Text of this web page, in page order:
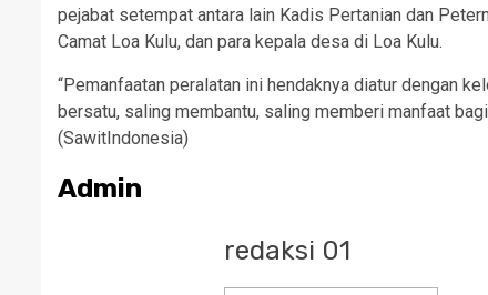
pejabat setempat antara lain Kadis Pertanian dan
Camat Loa Kulu, dan para kepala desa di Loa Kulu.
“Pemanfaatan peralatan ini hendaknya diatur dengan
bersatu, saling membantu, saling memberi manfaat
(SawitIndonesia)
Admin
redaksi 01